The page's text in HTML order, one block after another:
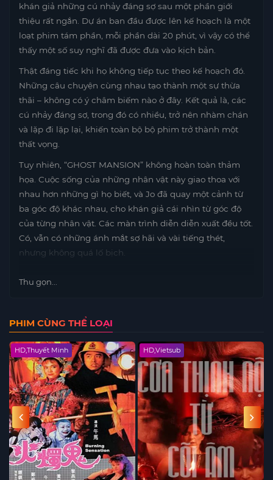
khán giả những cú nhảy đáng sợ sau một phần giới
thiệu rất ngắn. Dự án ban đầu được lên kế hoạch là một
loạt phim tám phần, mỗi phần dài 20 phút, vì vậy có thể
thấy một số suy nghĩ đã được đưa vào kịch bản.
Thật đáng tiếc khi họ không tiếp tục theo kế hoạch đó.
Những câu chuyện cùng nhau tạo thành một sự thừa
thãi – không có ý châm biếm nào ở đây. Kết quả là, các
cú nhảy đáng sợ, trong đó có nhiều, trở nên nhàm chán
và lặp đi lặp lại, khiến toàn bộ bộ phim trở thành một
thất vọng.
Tuy nhiên, “GHOST MANSION” không hoàn toàn thảm
họa. Cuộc sống của những nhân vật này giao thoa với
nhau hơn những gì họ biết, và Jo đã quay một cảnh từ
ba góc độ khác nhau, cho khán giả cái nhìn từ góc độ
của từng nhân vật. Các màn trình diễn diễn xuất đều tốt.
Có, vẫn có những ánh mắt sợ hãi và vài tiếng thét,
nhưng không quá lố bịch.
Thu gọn...
PHIM CÙNG THỂ LOẠI
HD,Thuyết Minh HD,Vietsub